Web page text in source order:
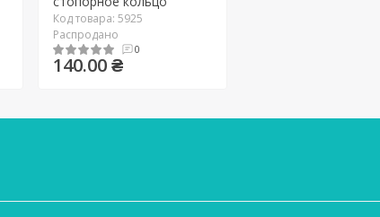
Код товара: 5925
Распродано
0
140.00 ₴